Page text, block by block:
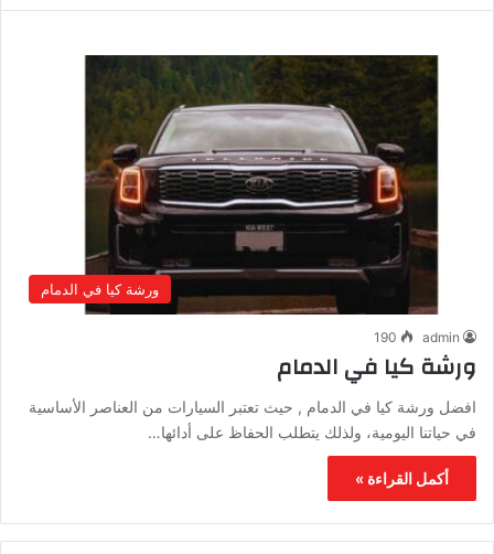
ورشة كيا في الدمام
admin
190
ورشة كيا في الدمام
افضل ورشة كيا في الدمام , حيث تعتبر السيارات من العناصر الأساسية
في حياتنا اليومية، ولذلك يتطلب الحفاظ على أدائها…
أكمل القراءة »